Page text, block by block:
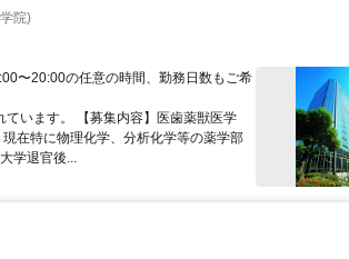
院)
〜20:00の任意の時間、勤務日数もご希
います。 【募集内容】医歯薬獣医学
特に物理化学、分析化学等の薬学部
学退官後...